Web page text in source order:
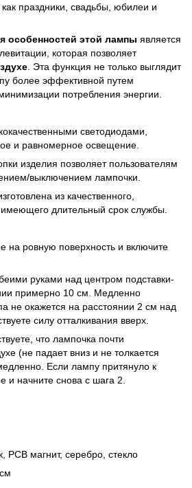
праздники, свадьбы, юбилеи и
особенностей этой лампы является
которая позволяет
. Эта функция не только выглядит
более эффективной путем
потребления энергии.
светодиодами,
и равномерное освещение.
изделия позволяет пользователям
выключением лампочки.
из качественного,
имеющего длительный срок службы.
на ровную поверхность и включите
руками над центром подставки-
примерно 10 см. Медленно
не окажется на расстоянии 2 см над
силу отталкивания вверх.
что лампочка почти
(не падает вниз и не толкается
Если лампу притянуло к
и начните снова с шага 2.
PCB магнит, серебро, стекло